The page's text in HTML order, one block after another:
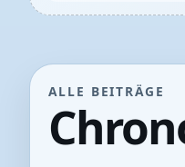
ALLE BEITRÄGE